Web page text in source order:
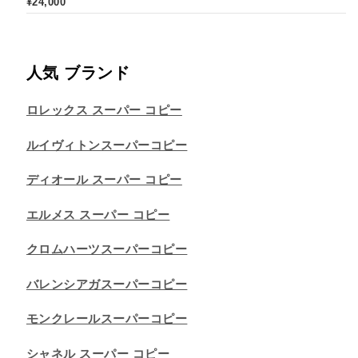
人気 ブランド
ロレックス スーパー コピー
ルイヴィトンスーパーコピー
ディオール スーパー コピー
エルメス スーパー コピー
クロムハーツスーパーコピー
バレンシアガスーパーコピー
モンクレールスーパーコピー
シャネル スーパー コピー